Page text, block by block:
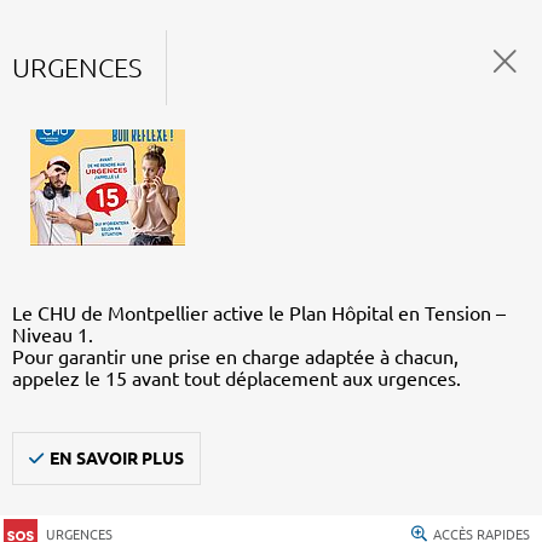
URGENCES
Le CHU de Montpellier active le Plan Hôpital en Tension –
Niveau 1.
Pour garantir une prise en charge adaptée à chacun,
appelez le 15 avant tout déplacement aux urgences.
EN SAVOIR PLUS
URGENCES ACCÈS RAPIDES